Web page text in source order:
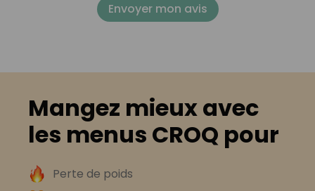
Envoyer mon avis
Mangez mieux avec
les menus CROQ pour
Perte de poids